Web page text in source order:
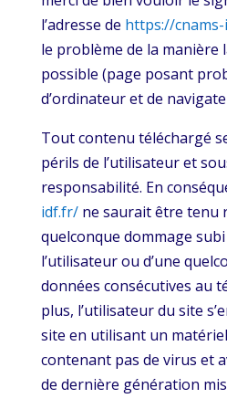
l’adresse de https://
le problème de la manière
possible (page posant
d’ordinateur et de
Tout contenu téléchargé
périls de l’utilisateur et
responsabilité. En
idf.fr/ne saurait être tenu
quelconque dommage
l’utilisateur ou d’une
données consécutives au
plus, l’utilisateur du site
site en utilisant un
contenant pas de virus et
de dernière génération